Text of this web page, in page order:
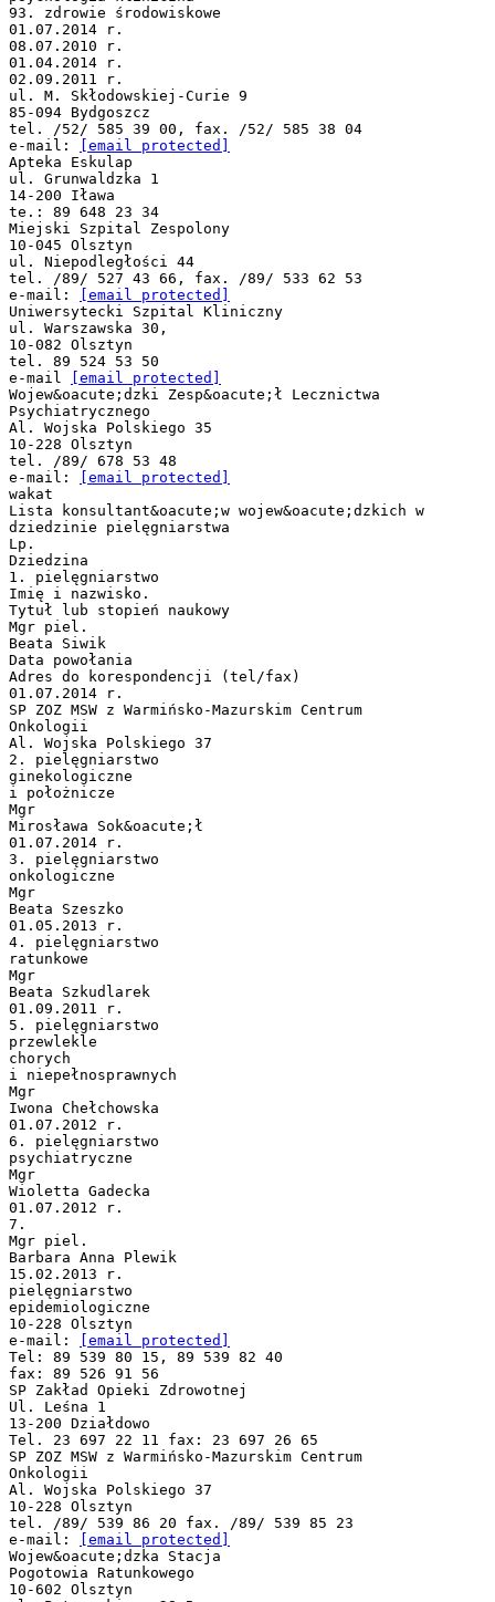
93. zdrowie środowiskowe
01.07.2014 r.
08.07.2010 r.
01.04.2014 r.
02.09.2011 r.
ul. M. Skłodowskiej-Curie 9
85-094 Bydgoszcz
tel. /52/ 585 39 00, fax. /52/ 585 38 04
e-mail:
[email protected]
Apteka Eskulap
ul. Grunwaldzka 1
14-200 Iława
te.: 89 648 23 34
Miejski Szpital Zespolony
10-045 Olsztyn
ul. Niepodległości 44
tel. /89/ 527 43 66, fax. /89/ 533 62 53
e-mail:
[email protected]
Uniwersytecki Szpital Kliniczny
ul. Warszawska 30,
10-082 Olsztyn
tel. 89 524 53 50
e-mail
[email protected]
Wojew&oacute;dzki Zesp&oacute;ł Lecznictwa
Psychiatrycznego
Al. Wojska Polskiego 35
10-228 Olsztyn
tel. /89/ 678 53 48
e-mail:
[email protected]
wakat
Lista konsultant&oacute;w wojew&oacute;dzkich w
dziedzinie pielęgniarstwa
Lp.
Dziedzina
1. pielęgniarstwo
Imię i nazwisko.
Tytuł lub stopień naukowy
Mgr piel.
Beata Siwik
Data powołania
Adres do korespondencji (tel/fax)
01.07.2014 r.
SP ZOZ MSW z Warmińsko-Mazurskim Centrum
Onkologii
Al. Wojska Polskiego 37
2. pielęgniarstwo
ginekologiczne
i położnicze
Mgr
Mirosława Sok&oacute;ł
01.07.2014 r.
3. pielęgniarstwo
onkologiczne
Mgr
Beata Szeszko
01.05.2013 r.
4. pielęgniarstwo
ratunkowe
Mgr
Beata Szkudlarek
01.09.2011 r.
5. pielęgniarstwo
przewlekle
chorych
i niepełnosprawnych
Mgr
Iwona Chełchowska
01.07.2012 r.
6. pielęgniarstwo
psychiatryczne
Mgr
Wioletta Gadecka
01.07.2012 r.
7.
Mgr piel.
Barbara Anna Plewik
15.02.2013 r.
pielęgniarstwo
epidemiologiczne
10-228 Olsztyn
e-mail:
[email protected]
Tel: 89 539 80 15, 89 539 82 40
fax: 89 526 91 56
SP Zakład Opieki Zdrowotnej
Ul. Leśna 1
13-200 Działdowo
Tel. 23 697 22 11 fax: 23 697 26 65
SP ZOZ MSW z Warmińsko-Mazurskim Centrum
Onkologii
Al. Wojska Polskiego 37
10-228 Olsztyn
tel. /89/ 539 86 20 fax. /89/ 539 85 23
e-mail:
[email protected]
Wojew&oacute;dzka Stacja
Pogotowia Ratunkowego
10-602 Olsztyn